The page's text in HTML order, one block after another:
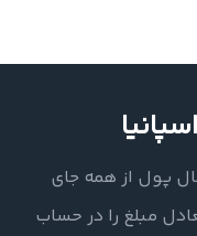
پول از همه جای
مبلغ را در حساب